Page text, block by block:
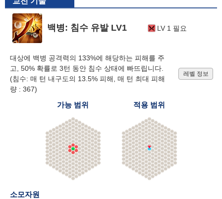
백병: 침수 유발 LV1 LV 1 필요
대상에 백병 공격력의 133%에 해당하는 피해를 주
고, 50% 확률로 3턴 동안 침수 상태에 빠뜨립니다.
(침수: 매 턴 내구도의 13.5% 피해, 매 턴 최대 피해
량 : 367)
레벨 정보
가능 범위 적용 범위
소모자원